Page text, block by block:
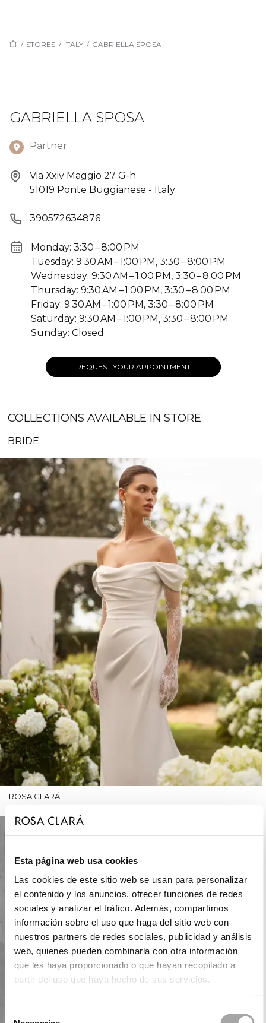
Esta página web usa cookies
Las cookies de este sitio web se usan para personalizar
el contenido y los anuncios, ofrecer funciones de redes
sociales y analizar el tráfico. Además, compartimos
información sobre el uso que haga del sitio web con
nuestros partners de redes sociales, publicidad y análisis
web, quienes pueden combinarla con otra información
que les haya proporcionado o que hayan recopilado a
partir del uso que haya hecho de sus servicios.
/ STORES / ITALY / GABRIELLA SPOSA
GABRIELLA SPOSA
Partner
Via Xxiv Maggio 27 G-h
51019 Ponte Buggianese - Italy
390572634876
Monday: 3:30 – 8:00 PM
Tuesday: 9:30 AM – 1:00 PM, 3:30 – 8:00 PM
Wednesday: 9:30 AM – 1:00 PM, 3:30 – 8:00 PM
Thursday: 9:30 AM – 1:00 PM, 3:30 – 8:00 PM
Friday: 9:30 AM – 1:00 PM, 3:30 – 8:00 PM
Saturday: 9:30 AM – 1:00 PM, 3:30 – 8:00 PM
Sunday: Closed
REQUEST YOUR APPOINTMENT
COLLECTIONS AVAILABLE IN STORE
BRIDE
ROSA CLARÁ